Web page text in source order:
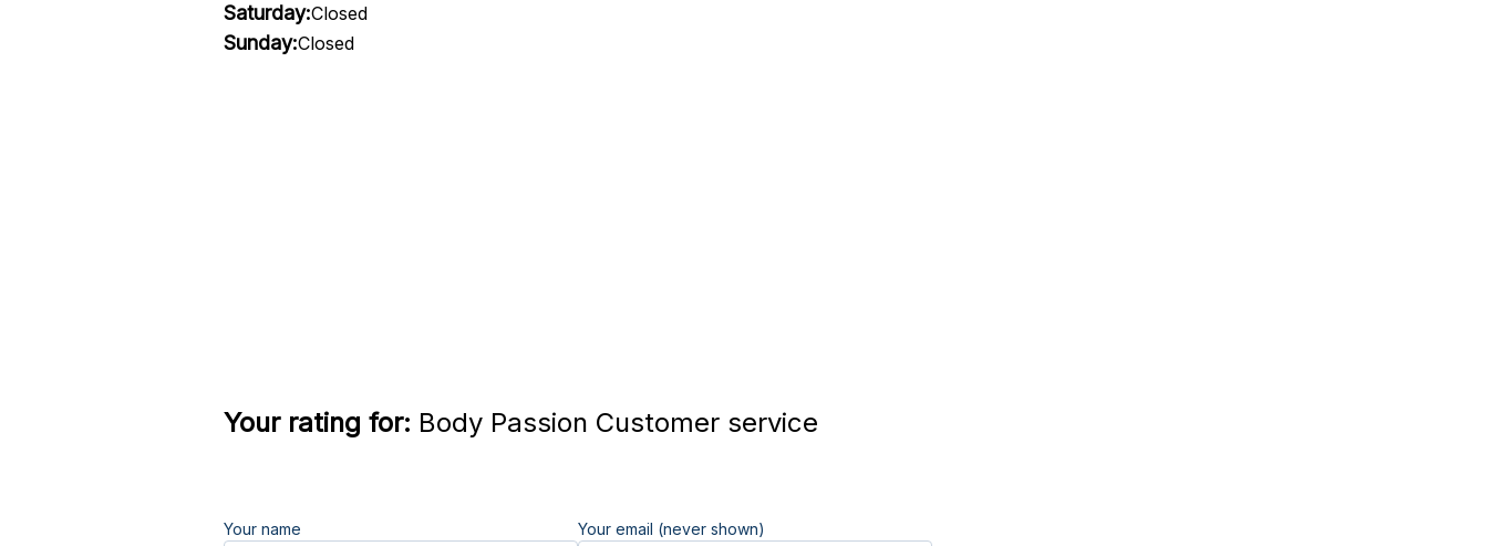
Saturday:Closed
Sunday:Closed
Your rating for: Body Passion Customer service
Your name Your email (never shown)